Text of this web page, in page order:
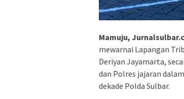
Mamuju,
mewarnai Lapangan
Deriyan Jayamarta,
dan Polres jajaran
dekade Polda Sulbar.